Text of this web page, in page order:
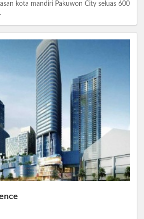
kota mandiri Pakuwon City seluas 600